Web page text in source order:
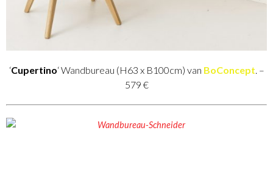
‘Cupertino‘ Wandbureau (H63 x B100cm) van BoConcept . –
579 €